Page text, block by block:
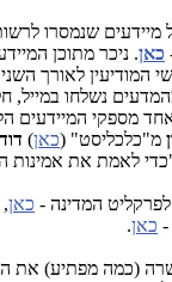
לרשות ניירות
המיידעים
השנים הללו -
במייל, חלק נמסרו
הללו
(כאן)דודו מזרחי(מי
אמינות המידע
-כאן,
את החלטת